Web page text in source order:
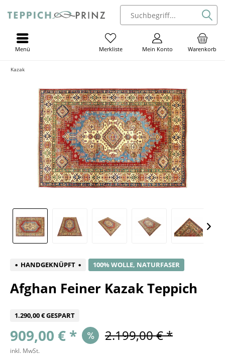
Warenkorb
Mein Konto
Merkliste
Menü
Kazak
HANDGEKNÜPFT 100% WOLLE, NATURFASER
Afghan Feiner Kazak Teppich
1.290,00 € GESPART
909,00 € * 2.199,00 € *
inkl. MwSt.